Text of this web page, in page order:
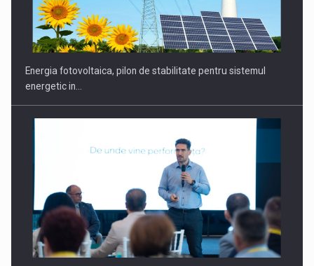
Energia fotovoltaica, pilon de stabilitate pentru sistemul
energetic in…